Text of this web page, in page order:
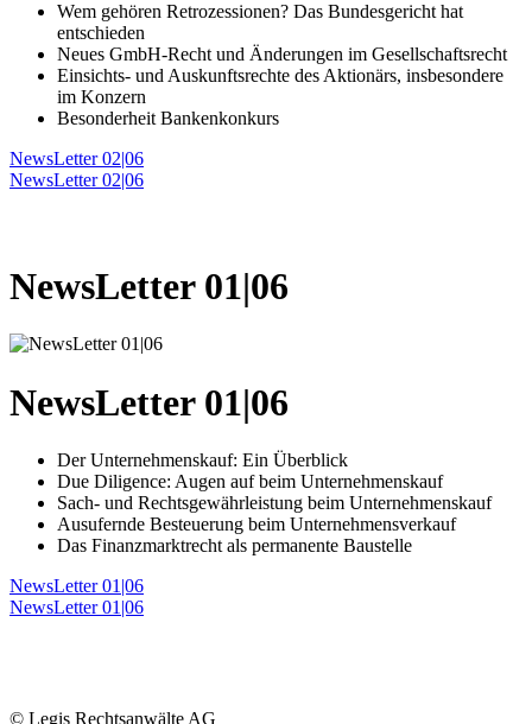
Wem gehören Retrozessionen? Das Bundesgericht hat
entschieden
Neues GmbH-Recht und Änderungen im Gesellschaftsrecht
Einsichts- und Auskunftsrechte des Aktionärs, insbesondere
im Konzern
Besonderheit Bankenkonkurs
NewsLetter 02|06
NewsLetter 02|06
NewsLetter 01|06
NewsLetter 01|06
Der Unternehmenskauf: Ein Überblick
Due Diligence: Augen auf beim Unternehmenskauf
Sach- und Rechtsgewährleistung beim Unternehmenskauf
Ausufernde Besteuerung beim Unternehmensverkauf
Das Finanzmarktrecht als permanente Baustelle
NewsLetter 01|06
NewsLetter 01|06
© Legis Rechtsanwälte AG